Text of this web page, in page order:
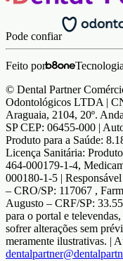
Pode confiar
Feito por
Tecnologia
© Dental Partner
Odontológicos LTDA |
Araguaia, 2104, 20º.
SP CEP: 06455-000 |
Produto para a Saúde:
Licença Sanitária:
464-000179-1-4,
000180-1-5 |
– CRO/SP: 117067 ,
Augusto – CRF/SP:
para o portal e
sofrer alterações sem
meramente ilustrativas. |